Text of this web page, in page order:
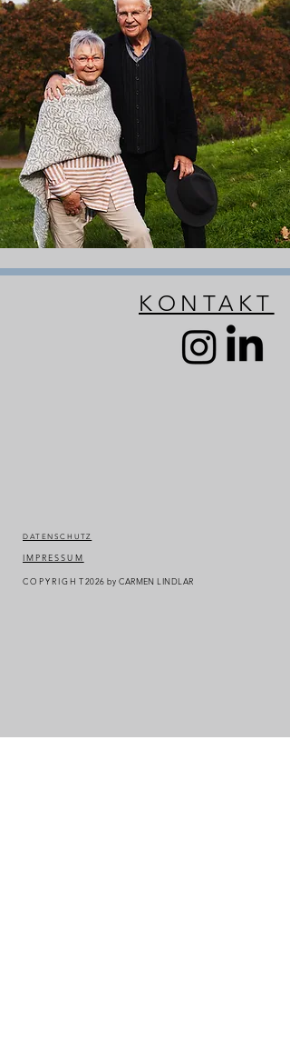
KONTAKT
DATENSCHUTZ
IMPRESSUM
COPYRIGHT2026 by CARMEN LINDLAR